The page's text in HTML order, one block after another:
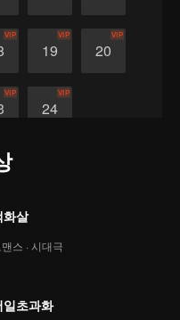
VIP
19
VIP
20
VIP
VIP
24
VIP
화살
맨스 · 시대극
일초과화